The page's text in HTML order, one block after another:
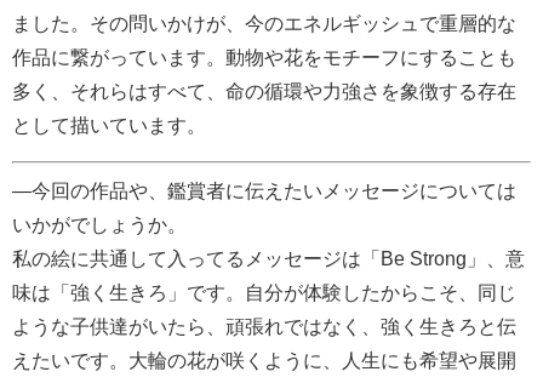
ました。その問いかけが、今のエネルギッシュで重層的な
作品に繋がっています。動物や花をモチーフにすることも
多く、それらはすべて、命の循環や力強さを象徴する存在
として描いています。
―今回の作品や、鑑賞者に伝えたいメッセージについては
いかがでしょうか。
私の絵に共通して入ってるメッセージは「Be Strong」、意
味は「強く生きろ」です。
自分が体験したからこそ、同じ
ような子供達がいたら、頑張れではなく、強く生きろと伝
えたいです。 大輪の花が咲くように、人生にも希望や展開